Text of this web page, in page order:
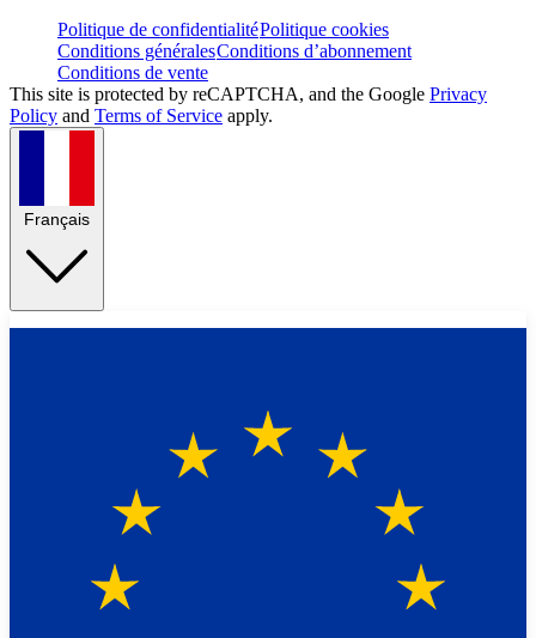
Politique de confidentialitéPolitique cookies
Conditions généralesConditions d’abonnement
Conditions de vente
This site is protected by reCAPTCHA, and the Google Privacy
Policy and Terms of Service apply.
Français